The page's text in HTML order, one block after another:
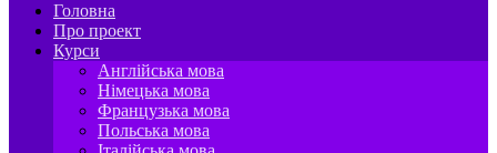
Головна
Про проект
Курси
Англійська мова
Німецька мова
Французька мова
Польська мова